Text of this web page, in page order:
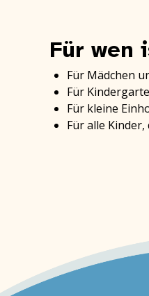
Für wen
Für Mädchen
Für
Für kleine
Für alle